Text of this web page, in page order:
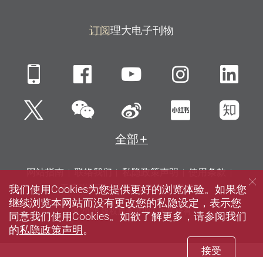
订阅理大电子刊物
Mobile FacebookYouTube
Twitter微信 新浪微博小红书知
全部
网站指南 联络我们 私隐政策声明
使用条款
无障碍网页
招聘 媒体 图书馆
© 2026 版权属香港理工大学所有
我们使用Cookies为您提供更好的浏览体验。如果您
继续浏览本网站而没有更改您的私隐设定，表示您
同意我们使用Cookies。如欲了解更多，请参阅我们
的私隐政策声明。
接受